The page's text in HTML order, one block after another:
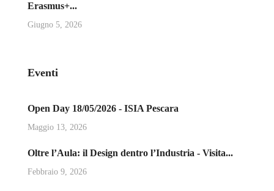
Erasmus+...
Giugno 5, 2026
Eventi
Open Day 18/05/2026 - ISIA Pescara
Maggio 13, 2026
Oltre l’Aula: il Design dentro l’Industria - Visita...
Febbraio 9, 2026